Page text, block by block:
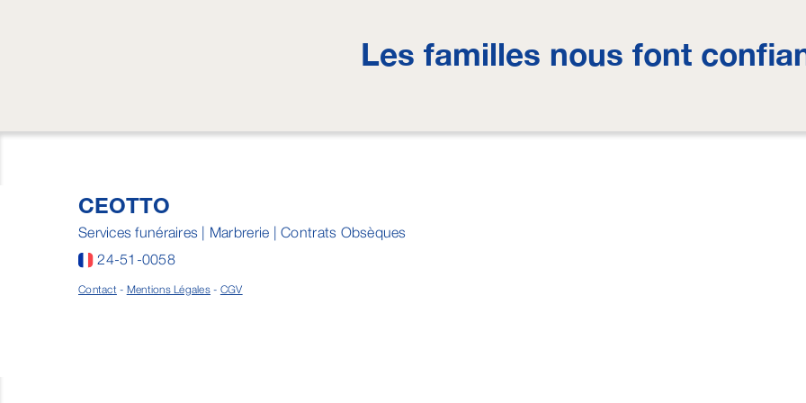
Les familles nous font
CEOTTO
Services funéraires | Marbrerie | Contrats Obsèques
24-51-0058
Contact - Mentions Légales - CGV